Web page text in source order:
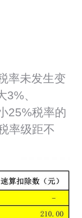
率未发生变
、
25%税率的
率级距不